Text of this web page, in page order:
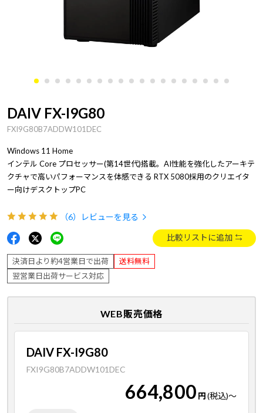
DAIV FX-I9G80
FXI9G80B7ADDW101DEC
Windows 11 Home
インテル Core プロセッサー(第14世代)搭載。AI性能を強化したアーキテ
クチャで高いパフォーマンスを体感できる RTX 5080採用のクリエイタ
ー向けデスクトップPC
（6） レビューを見る
比較リストに追加
決済日より約4営業日で出荷
送料無料
翌営業日出荷サービス対応
WEB販売価格
DAIV FX-I9G80
FXI9G80B7ADDW101DEC
664,800 円(税込)～